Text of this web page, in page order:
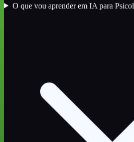
O que vou aprender em IA para